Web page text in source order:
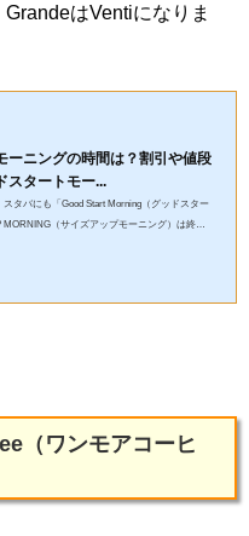
はVentiになりま
ーニングの時間は？割引や値段
スタートモー...
タバにも「Good Start Morning（グッドスター
MORNING（サイズアップモーニング）は終
（ワンモアコーヒ